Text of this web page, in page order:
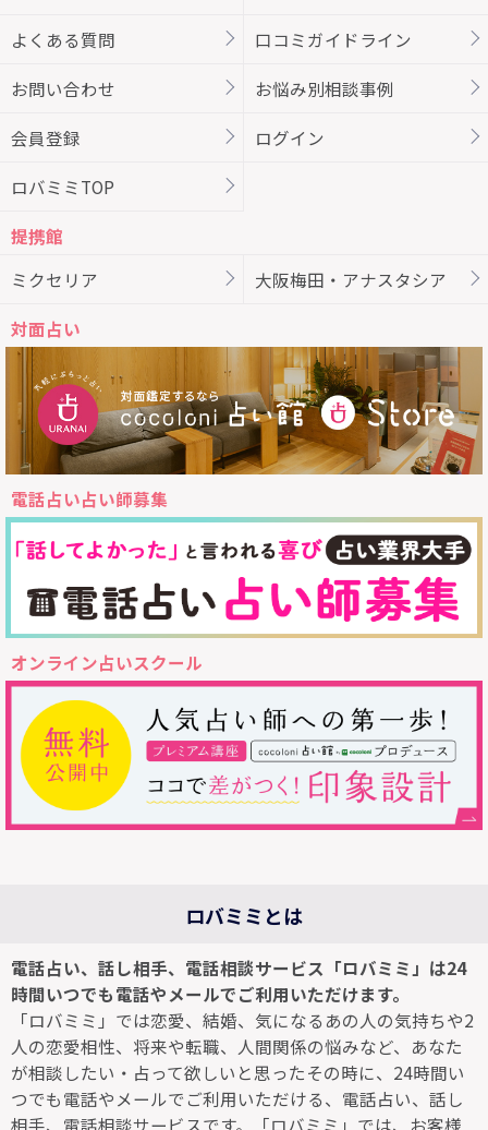
よくある質問 口コミガイドライン
お問い合わせ お悩み別相談事例
会員登録 ログイン
ロバミミTOP
提携館
ミクセリア
大阪梅田・アナスタシア
対面占い
電話占い占い師募集
オンライン占いスクール
ロバミミとは
電話占い、話し相手、電話相談サービス「ロバミミ」は24
時間いつでも電話やメールでご利用いただけます。
「ロバミミ」では恋愛、結婚、気になるあの人の気持ちや2
人の恋愛相性、将来や転職、人間関係の悩みなど、あなた
が相談したい・占って欲しいと思ったその時に、24時間い
つでも電話やメールでご利用いただける、電話占い、話し
相手、電話相談サービスです。「ロバミミ」では、お客様